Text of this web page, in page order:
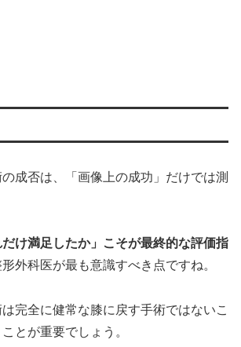
成否は、「画像上の成功」だけでは測
だけ満足したか」こそが最終的な評価指
外科医が最も意識すべき点ですね。
完全に健常な膝に戻す手術ではないこ
とが重要でしょう。